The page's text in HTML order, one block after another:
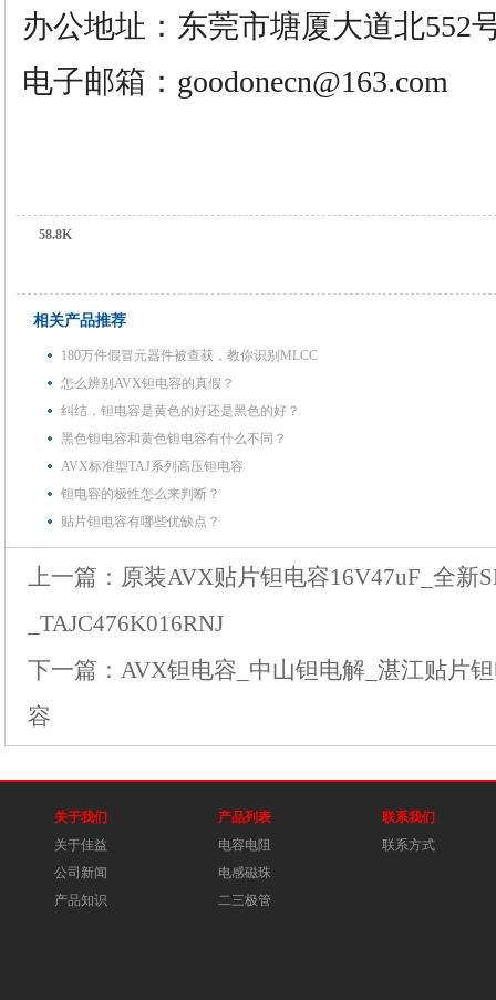
办公地址：东莞市塘厦大道北552
电子邮箱： goodonecn@163.com
58.8K
相关产品推荐
180万件假冒元器件被查获，教你识别MLCC
怎么辨别AVX钽电容的真假？
纠结，钽电容是黄色的好还是黑色的好？
黑色钽电容和黄色钽电容有什么不同？
AVX标准型TAJ系列高压钽电容
钽电容的极性怎么来判断？
贴片钽电容有哪些优缺点？
上一篇： 原装AVX贴片钽电容16V47uF_全新
_TAJC476K016RNJ
下一篇： AVX钽电容_中山钽电解_湛江贴片
容
关于我们
关于佳益
公司新闻
产品知识
产品列表
电容电阻
电感磁珠
二三极管
联系我们
联系方式